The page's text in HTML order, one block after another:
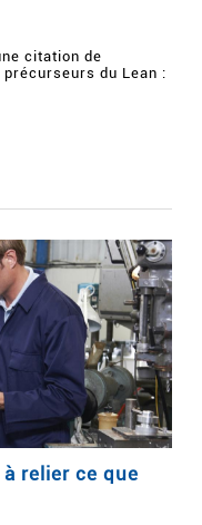
citation de
du Lean :
relier ce que